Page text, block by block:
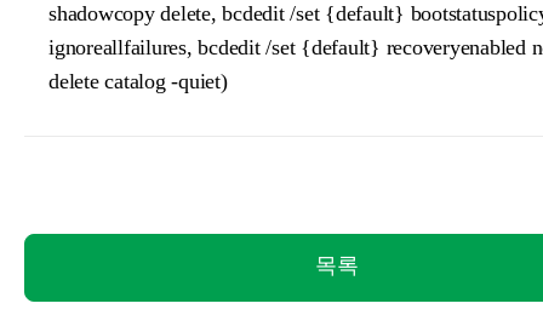
shadowcopy delete, bcdedit /set {default}
ignoreallfailures, bcdedit /set {default} recoveryenabled
delete catalog -quiet)
목록